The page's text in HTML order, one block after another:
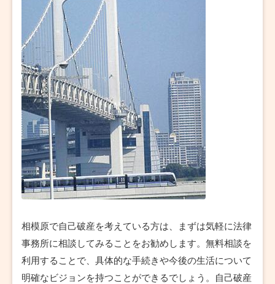
相模原で自己破産を考えている方は、まずは気軽に法律
事務所に相談してみることをお勧めします。無料相談を
利用することで、具体的な手続きや今後の生活について
明確なビジョンを持つことができるでしょう。自己破産